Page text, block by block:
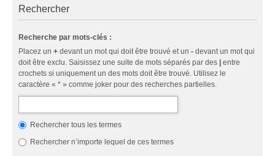
Rechercher
Recherche par mots-clés :
Placez un + devant un mot qui doit être trouvé et un - devant un mot qui
doit être exclu. Saisissez une suite de mots séparés par des
entre
crochets si uniquement un des mots doit être trouvé. Utilisez le
caractère « * » comme joker pour des recherches partielles.
Rechercher tous les termes
Rechercher n’importe lequel de ces termes